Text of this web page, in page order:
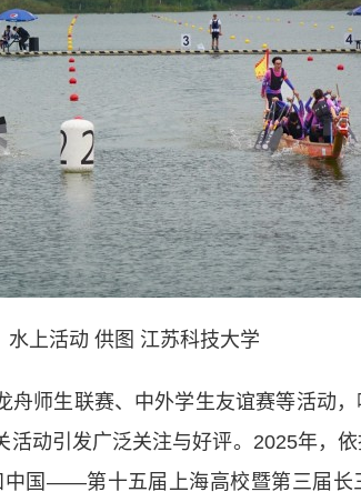
水上活动 供图 江苏科技大学
师生联赛、中外学生友谊赛等活动，
活动引发广泛关注与好评。2025年，
中国——第十五届上海高校暨第三届长